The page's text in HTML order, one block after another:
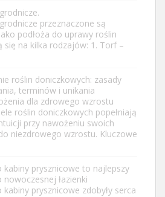
przeznaczone są
podłoża do uprawy roślin
się na kilka rodzajów: 1. Torf –
roślin doniczkowych: zasady
terminów i unikania
dla zdrowego wzrostu
roślin doniczkowych popełniają
przy nawożeniu swoich
niezdrowego wzrostu. Kluczowe
kabiny prysznicowe to najlepszy
łazienki
kabiny prysznicowe zdobyły serca